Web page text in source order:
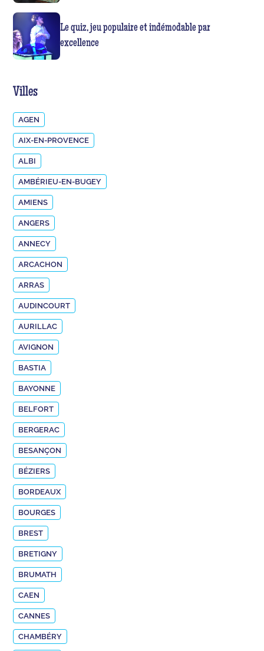
Le quiz, jeu populaire et indémodable par
excellence
Villes
AGEN
AIX-EN-PROVENCE
ALBI
AMBÉRIEU-EN-BUGEY
AMIENS
ANGERS
ANNECY
ARCACHON
ARRAS
AUDINCOURT
AURILLAC
AVIGNON
BASTIA
BAYONNE
BELFORT
BERGERAC
BESANÇON
BÉZIERS
BORDEAUX
BOURGES
BREST
BRETIGNY
BRUMATH
CAEN
CANNES
CHAMBÉRY